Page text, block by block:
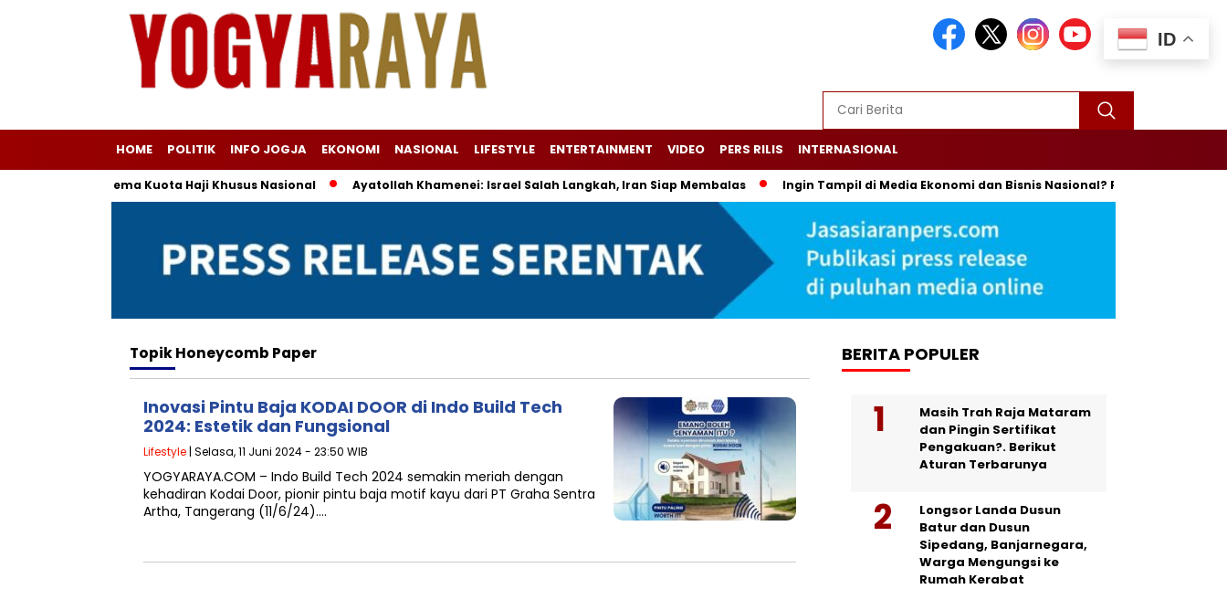
HOME POLITIK INFO JOGJA EKONOMI NASIONAL LIFESTYLE ENTERTAINMENT VIDEO PERS RILIS INTERNASIONAL
di Balik Skema Kuota Haji Khusus Nasional Ayatollah Khamenei: Israel Salah Langkah, Iran Siap Membalas Ingin Tampil di Media Ekonomi dan Bisnis Nasional? Persrilis.com Siap
TopikHoneycomb Paper
Inovasi Pintu Baja KODAI DOOR di Indo Build Tech
2024: Estetik dan Fungsional
Lifestyle | Selasa, 11 Juni 2024 - 23:50 WIB
YOGYARAYA.COM – Indo Build Tech 2024 semakin meriah dengan
kehadiran Kodai Door, pionir pintu baja motif kayu dari PT Graha Sentra
Artha, Tangerang (11/6/24)….
BERITA POPULER
Masih Trah Raja Mataram
dan Pingin Sertifikat
Pengakuan?. Berikut
Aturan Terbarunya
Longsor Landa Dusun
Batur dan Dusun
Sipedang, Banjarnegara,
Warga Mengungsi ke
Rumah Kerabat
ID